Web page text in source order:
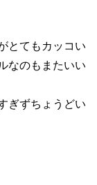
とてもカッコい
なのもまたいい
ぎずちょうどい